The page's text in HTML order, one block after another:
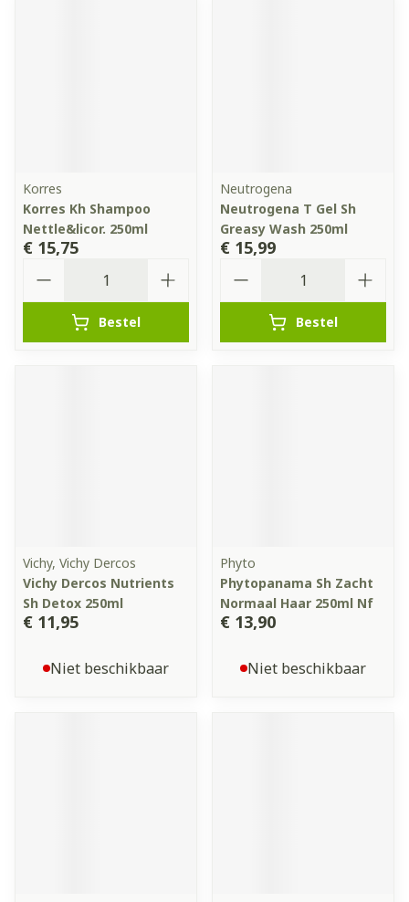
Korres
Korres Kh Shampoo
Nettle&licor. 250ml
€ 15,75
Bestel
Neutrogena
Neutrogena T Gel Sh
Greasy Wash 250ml
€ 15,99
Bestel
Vichy, Vichy Dercos
Vichy Dercos Nutrients
Sh Detox 250ml
€ 11,95
Niet beschikbaar
Phyto
Phytopanama Sh Zacht
Normaal Haar 250ml Nf
€ 13,90
Niet beschikbaar